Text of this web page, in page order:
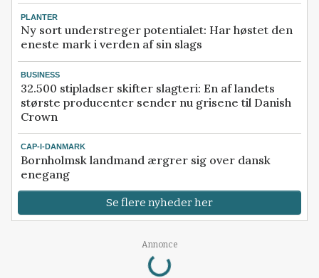
PLANTER
Ny sort understreger potentialet: Har høstet den
eneste mark i verden af sin slags
BUSINESS
32.500 stipladser skifter slagteri: En af landets
største producenter sender nu grisene til Danish
Crown
CAP-I-DANMARK
Bornholmsk landmand ærgrer sig over dansk
enegang
Se flere nyheder her
Annonce
Loading...